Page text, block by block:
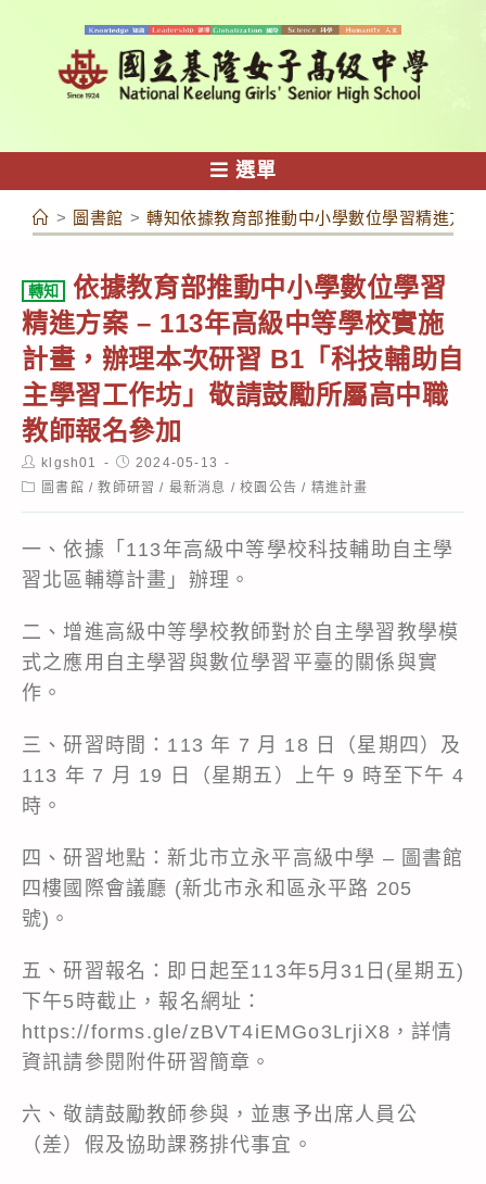
容
選單
> 圖書館 > 轉知依據教育部推動中小學數位學習精進方
轉知
依據教育部推動中小學數位學習
精進方案 – 113年高級中等學校實施
計畫，辦理本次研習 B1「科技輔助自
主學習工作坊」敬請鼓勵所屬高中職
教師報名參加
Post
author:
klgsh01
Post
published:
2024-05-13
Post圖書館 / 教師研習 / 最新消息 / 校園公告 / 精進計畫
一、依據「113年高級中等學校科技輔助自主學
習北區輔導計畫」辦理。
二、增進高級中等學校教師對於自主學習教學模
式之應用自主學習與數位學習平臺的關係與實
作。
三、研習時間：113 年 7 月 18 日（星期四）及
113 年 7 月 19 日（星期五）上午 9 時至下午 4
時。
四、研習地點：新北市立永平高級中學 – 圖書館
四樓國際會議廳 (新北市永和區永平路 205
號)。
五、研習報名：即日起至113年5月31日(星期五)
下午5時截止，報名網址：
https://forms.gle/zBVT4iEMGo3LrjiX8 ，詳情
資訊請參閱附件研習簡章。
六、敬請鼓勵教師參與，並惠予出席人員公
（差）假及協助課務排代事宜。